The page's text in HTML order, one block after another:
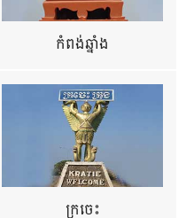
កំពង់ឆ្នាំង
ក្រចេះ